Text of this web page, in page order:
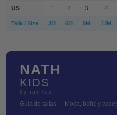
US 1 2 3 4
Talla / Size 3M 6M 9M 12M
NATH
KIDS
by tuc tuc
Guía de tallas — Moda, baño y